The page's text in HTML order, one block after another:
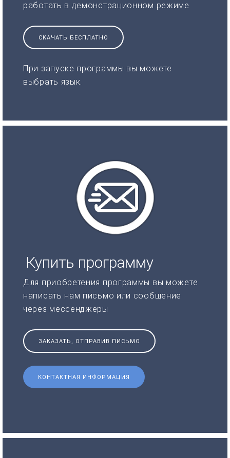
работать в демонстрационном режиме
СКАЧАТЬ БЕСПЛАТНО
При запуске программы вы можете
выбрать язык.
Купить программу
Для приобретения программы вы можете
написать нам письмо или сообщение
через мессенджеры
ЗАКАЗАТЬ, ОТПРАВИВ ПИСЬМО
КОНТАКТНАЯ ИНФОРМАЦИЯ